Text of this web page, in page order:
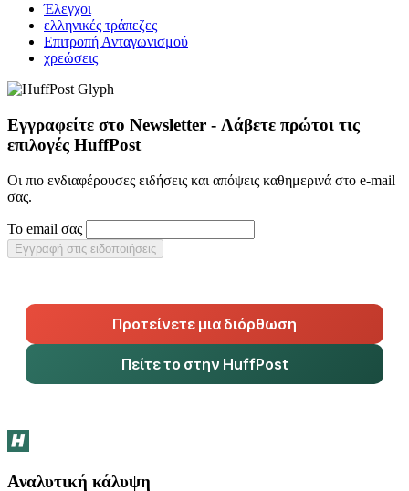
Έλεγχοι
ελληνικές τράπεζες
Επιτροπή Ανταγωνισμού
χρεώσεις
Εγγραφείτε στο Newsletter - Λάβετε πρώτοι τις
επιλογές HuffPost
Οι πιο ενδιαφέρουσες ειδήσεις και απόψεις καθημερινά στο e-mail
σας.
Το email σας
Εγγραφή στις ειδοποιήσεις
Προτείνετε μια διόρθωση
Πείτε το στην HuffPost
Αναλυτική κάλυψη